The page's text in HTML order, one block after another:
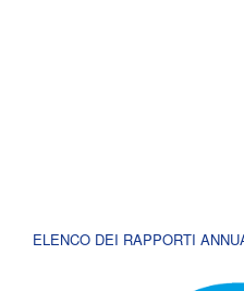
ELENCO DEI RAPPORTI